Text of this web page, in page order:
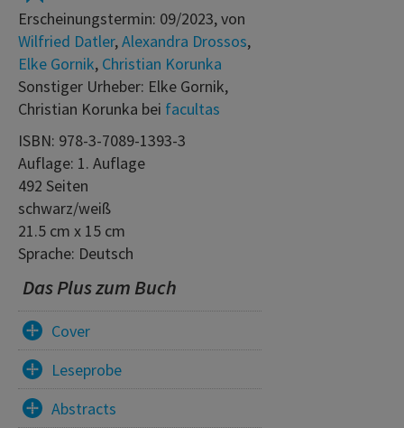
Erscheinungstermin: 09/2023, von
Wilfried Datler,Alexandra Drossos,
Elke Gornik, Christian Korunka
Sonstiger Urheber: Elke Gornik,
Christian Korunka bei facultas
ISBN: 978-3-7089-1393-3
Auflage: 1. Auflage
492 Seiten
schwarz/weiß
21.5 cm x 15 cm
Sprache: Deutsch
Das Plus zum Buch
Cover
Leseprobe
Abstracts